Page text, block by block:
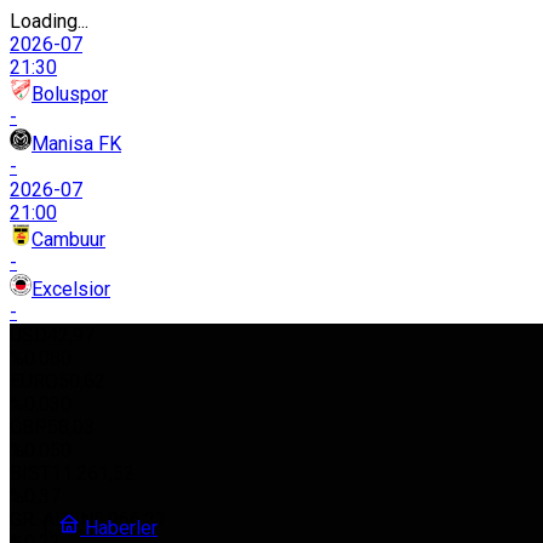
Loading...
2026-07
21:30
Boluspor
-
Manisa FK
-
2026-07
21:00
Cambuur
-
Excelsior
-
GR. ALTIN 5.966,21
Haberler